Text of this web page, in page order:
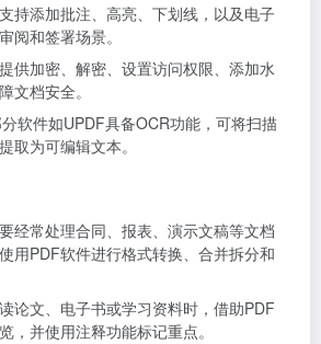
支持添加批注、高亮、下划线，以及电子
阅和签署场景。
提供加密、解密、设置访问权限、添加水
文档安全。
软件如UPDF具备OCR功能，可将扫描
取为可编辑文本。
经常处理合同、报表、演示文稿等文档
用PDF软件进行格式转换、合并拆分和
论文、电子书或学习资料时，借助PDF
，并使用注释功能标记重点。